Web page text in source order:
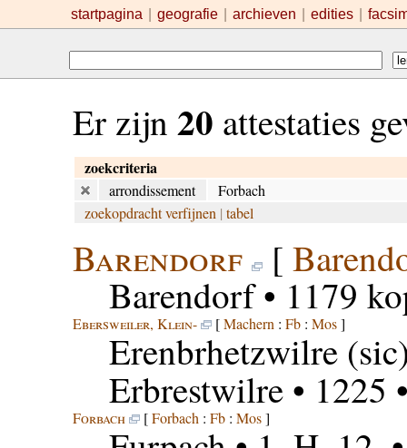
startpagina geografie archieven edities
Er zijn 20 attestaties
zoekcriteria
arrondissement
Forbach
zoekopdracht verfijnen | tabel
Barendorf [
Barendorf• 1179
Ebersweiler, Klein- [Machern : Fb: Mos]
Erenbrhetzwilre
Erbrestwilre• 1225
Forbach [Forbach : Fb: Mos]